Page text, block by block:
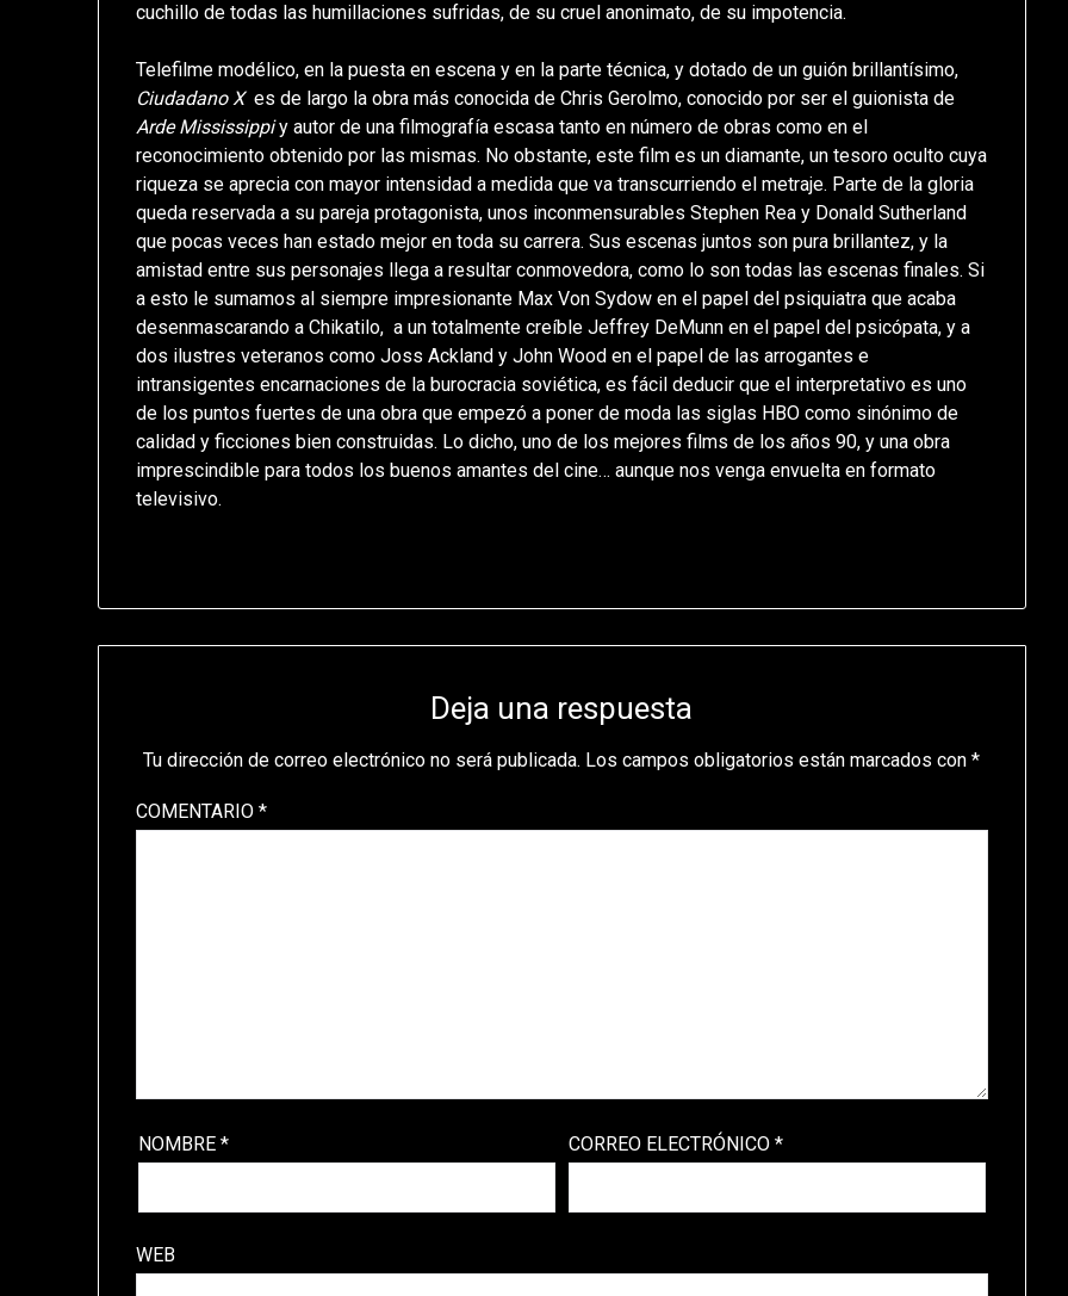
cuchillo de todas las humillaciones sufridas, de su cruel anonimato, de su impotencia.
Telefilme modélico, en la puesta en escena y en la parte técnica, y dotado de un guión brillantísimo,
Ciudadano Xes de largo la obra más conocida de Chris Gerolmo, conocido por ser el guionista de
Arde Mississippiy autor de una filmografía escasa tanto en número de obras como en el
reconocimiento obtenido por las mismas. No obstante, este film es un diamante, un tesoro oculto cuya
riqueza se aprecia con mayor intensidad a medida que va transcurriendo el metraje. Parte de la gloria
queda reservada a su pareja protagonista, unos inconmensurables Stephen Rea y Donald Sutherland
que pocas veces han estado mejor en toda su carrera. Sus escenas juntos son pura brillantez, y la
amistad entre sus personajes llega a resultar conmovedora, como lo son todas las escenas finales. Si
a esto le sumamos al siempre impresionante Max Von Sydow en el papel del psiquiatra que acaba
desenmascarando a Chikatilo, a un totalmente creíble Jeffrey DeMunn en el papel del psicópata, y a
dos ilustres veteranos como Joss Ackland y John Wood en el papel de las arrogantes e
intransigentes encarnaciones de la burocracia soviética, es fácil deducir que el interpretativo es uno
de los puntos fuertes de una obra que empezó a poner de moda las siglas HBO como sinónimo de
calidad y ficciones bien construidas. Lo dicho, uno de los mejores films de los años 90, y una obra
imprescindible para todos los buenos amantes del cine… aunque nos venga envuelta en formato
televisivo.
Deja una respuesta
Tu dirección de correo electrónico no será publicada. Los campos obligatorios están marcados con*
COMENTARIO*
NOMBRE * CORREO ELECTRÓNICO *
WEB